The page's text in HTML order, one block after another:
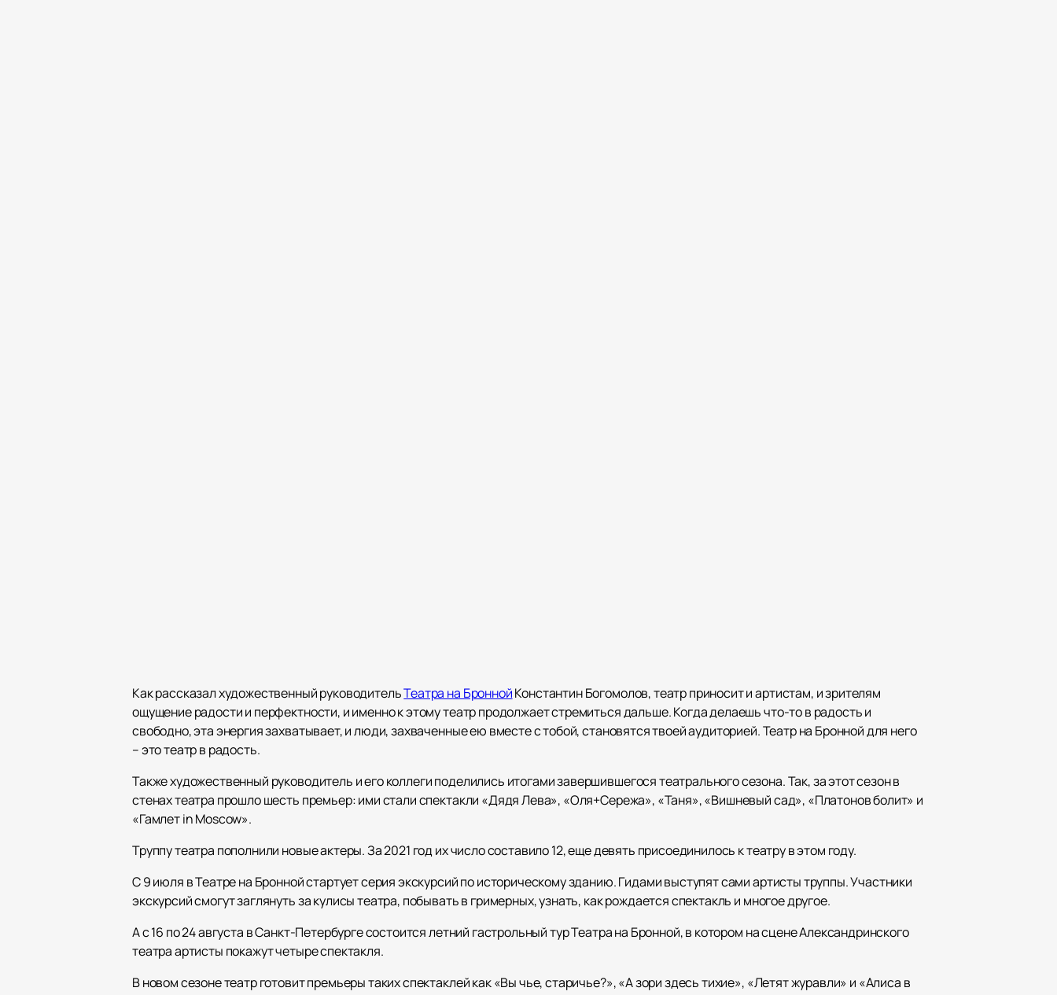
Как рассказал художественный руководительТеатра на БроннойКонстантин Богомолов, театр приносит и артистам, и зрителям
ощущение радости и перфектности, и именно к этому театр продолжает стремиться дальше. Когда делаешь что-то в радость и
свободно, эта энергия захватывает, и люди, захваченные ею вместе с тобой, становятся твоей аудиторией. Театр на Бронной для него
– это театр в радость.
Также художественный руководитель и его коллеги поделились итогами завершившегося театрального сезона. Так, за этот сезон в
стенах театра прошло шесть премьер: ими стали спектакли «Дядя Лева», «Оля+Сережа», «Таня», «Вишневый сад», «Платонов болит» и
«Гамлет in Moscow».
Труппу театра пополнили новые актеры. За 2021 год их число составило 12, еще девять присоединилось к театру в этом году.
С 9 июля в Театре на Бронной стартует серия экскурсий по историческому зданию. Гидами выступят сами артисты труппы. Участники
экскурсий смогут заглянуть за кулисы театра, побывать в гримерных, узнать, как рождается спектакль и многое другое.
А с 16 по 24 августа в Санкт-Петербурге состоится летний гастрольный тур Театра на Бронной, в котором на сцене Александринского
театра артисты покажут четыре спектакля.
В новом сезоне театр готовит премьеры таких спектаклей как «Вы чье, старичье?», «А зори здесь тихие», «Летят журавли» и «Алиса в